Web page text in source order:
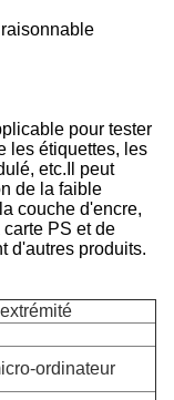
pour tester
les étiquettes, les
etc.Il peut
de la faible
couche d'encre,
PS et de
d'autres produits.
ordinateur